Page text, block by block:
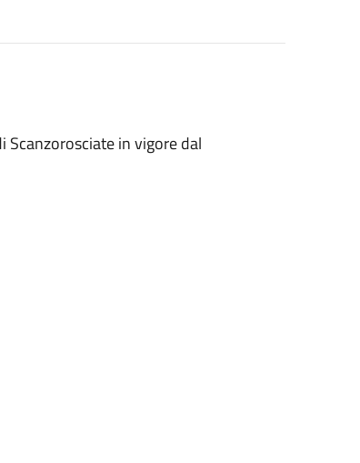
Scanzorosciate in vigore dal